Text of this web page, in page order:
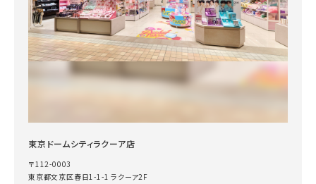
東京ドームシティラクーア店
〒112-0003
東京都文京区春日1-1-1 ラクーア2F